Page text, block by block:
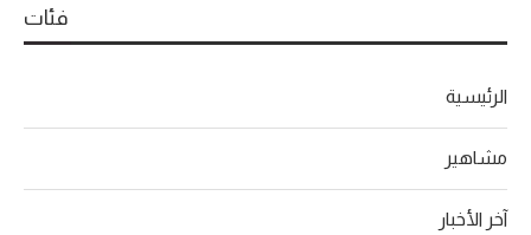
فئات
الرئيسية
مشاهير
آخر الأخبار